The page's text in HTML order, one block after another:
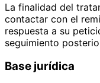
La finalidad del
contactar con el
respuesta a su
seguimiento
Base jurídica